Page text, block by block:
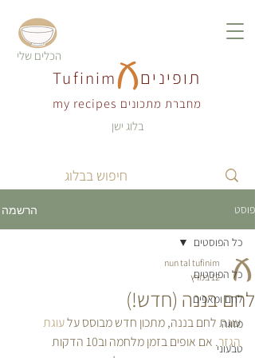
תופינים Tufinim
my recipes מחברת מתכונים
הכלים שלי
בלוג ישן
פוסט הרשמה
כל הפוסטים
לחם ומאפים
מזווה
טבעוני
כל הפוסטים
לחם בננה (חדש!)
nun tal tufinim
12 במרץ
עוגת לחם בננה, מתכון חדש מבוסס על עוגת
הגזר
. אם אופים בזמן מלחמה וב10 הדקות